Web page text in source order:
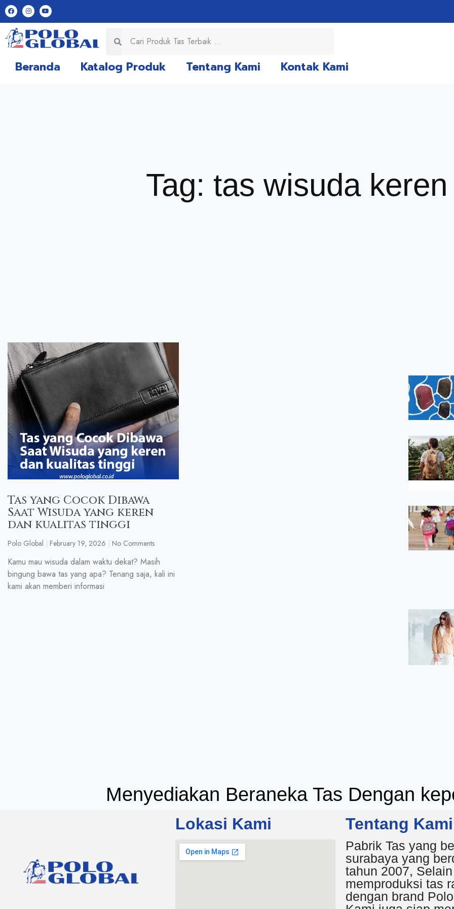
Beranda Katalog Produk Tentang Kami Kontak Kami
Tag: tas wisuda keren
Tas yang Cocok Dibawa
Saat Wisuda yang keren
dan kualitas tinggi
Polo Global February 19, 2026 No Comments
Kamu mau wisuda dalam waktu dekat? Masih
bingung bawa tas yang apa? Tenang saja, kali ini
kami akan memberi informasi
Menyediakan Beraneka Tas Dengan
Lokasi Kami Tentang Kami
Pabrik Tas yang
surabaya yang
tahun 2007, Selain
memproduksi tas
dengan brand